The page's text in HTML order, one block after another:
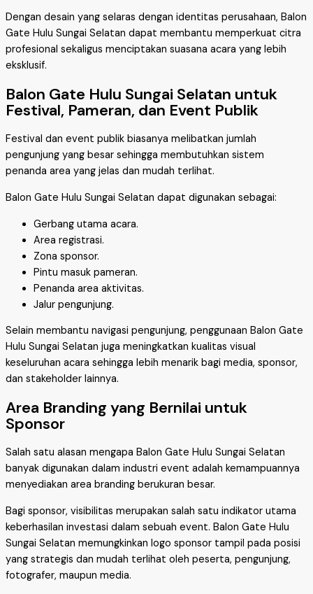
Dengan desain yang selaras dengan identitas perusahaan, Balon
Gate Hulu Sungai Selatan dapat membantu memperkuat citra
profesional sekaligus menciptakan suasana acara yang lebih
eksklusif.
Balon Gate Hulu Sungai Selatan untuk
Festival, Pameran, dan Event Publik
Festival dan event publik biasanya melibatkan jumlah
pengunjung yang besar sehingga membutuhkan sistem
penanda area yang jelas dan mudah terlihat.
Balon Gate Hulu Sungai Selatan dapat digunakan sebagai:
Gerbang utama acara.
Area registrasi.
Zona sponsor.
Pintu masuk pameran.
Penanda area aktivitas.
Jalur pengunjung.
Selain membantu navigasi pengunjung, penggunaan Balon Gate
Hulu Sungai Selatan juga meningkatkan kualitas visual
keseluruhan acara sehingga lebih menarik bagi media, sponsor,
dan stakeholder lainnya.
Area Branding yang Bernilai untuk
Sponsor
Salah satu alasan mengapa Balon Gate Hulu Sungai Selatan
banyak digunakan dalam industri event adalah kemampuannya
menyediakan area branding berukuran besar.
Bagi sponsor, visibilitas merupakan salah satu indikator utama
keberhasilan investasi dalam sebuah event. Balon Gate Hulu
Sungai Selatan memungkinkan logo sponsor tampil pada posisi
yang strategis dan mudah terlihat oleh peserta, pengunjung,
fotografer, maupun media.